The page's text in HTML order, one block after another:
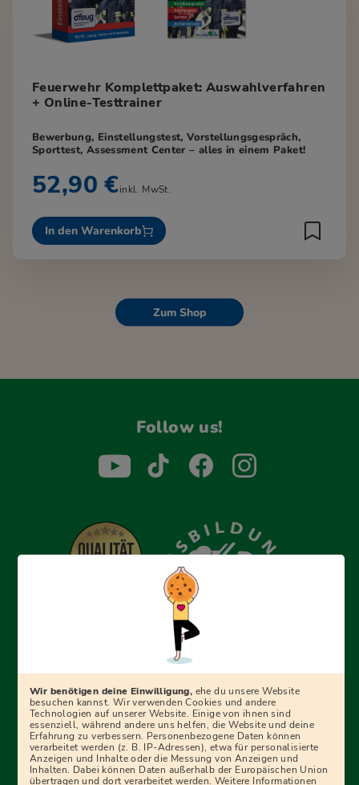
Feuerwehr Komplettpaket: Auswahlverfahren
+ Online-Testtrainer
Bewerbung, Einstellungstest, Vorstellungsgespräch,
Sporttest, Assessment Center – alles in einem Paket!
52,90 €inkl. MwSt.
In den Warenkorb
Zum Shop
Follow us!
Erfolgreich bewerben mit Ausbildungspark: Wir
begleiten dich Schritt für Schritt bei deinem Start in den
Ratgebern und Prüfungspaketen, interaktiven
Videokursen und vielem mehr. Für alle, die was werden
wollen!
Wir benötigen deine Einwilligung, ehe du unsere Website
besuchen kannst. Wir verwenden Cookies und andere
Technologien auf unserer Website. Einige von ihnen sind
essenziell, während andere uns helfen, die Website und deine
Erfahrung zu verbessern. Personenbezogene Daten können
verarbeitet werden (z. B. IP-Adressen), etwa für personalisierte
Anzeigen und Inhalte oder die Messung von Anzeigen und
Inhalten. Dabei können Daten außerhalb der Europäischen Union
übertragen und dort verarbeitet werden. Weitere Informationen